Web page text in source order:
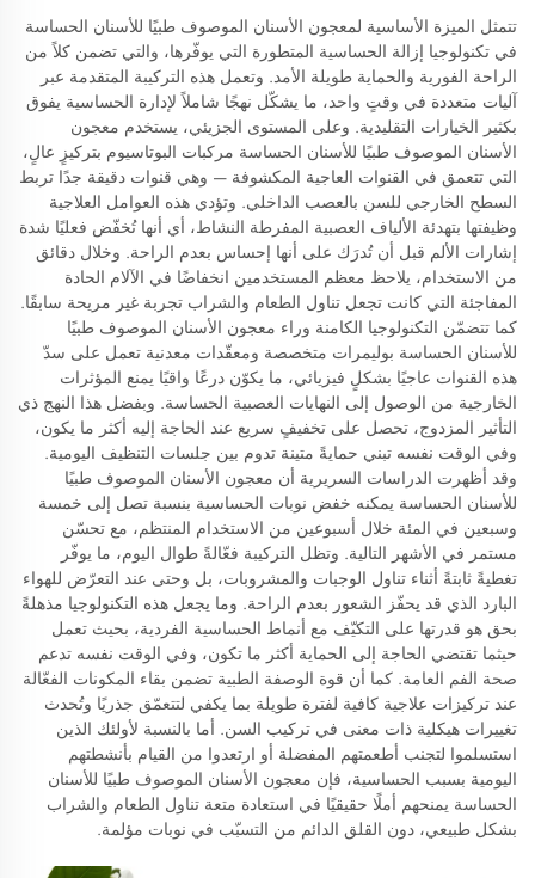
تتمثل الميزة الأساسية لمعجون الأسنان الموصوف طبيًا للأسنان الحساسة
في تكنولوجيا إزالة الحساسية المتطورة التي يوفّرها، والتي تضمن كلاً من
الراحة الفورية والحماية طويلة الأمد. وتعمل هذه التركيبة المتقدمة عبر
آليات متعددة في وقتٍ واحد، ما يشكّل نهجًا شاملاً لإدارة الحساسية يفوق
بكثير الخيارات التقليدية. وعلى المستوى الجزيئي، يستخدم معجون
الأسنان الموصوف طبيًا للأسنان الحساسة مركبات البوتاسيوم بتركيزٍ عالٍ،
التي تتعمق في القنوات العاجية المكشوفة — وهي قنوات دقيقة جدًا تربط
السطح الخارجي للسن بالعصب الداخلي. وتؤدي هذه العوامل العلاجية
وظيفتها بتهدئة الألياف العصبية المفرطة النشاط، أي أنها تُخفّض فعليًا شدة
إشارات الألم قبل أن تُدرَك على أنها إحساس بعدم الراحة. وخلال دقائق
من الاستخدام، يلاحظ معظم المستخدمين انخفاضًا في الآلام الحادة
المفاجئة التي كانت تجعل تناول الطعام والشراب تجربة غير مريحة سابقًا.
كما تتضمّن التكنولوجيا الكامنة وراء معجون الأسنان الموصوف طبيًا
للأسنان الحساسة بوليمرات متخصصة ومعقّدات معدنية تعمل على سدّ
هذه القنوات عاجيًا بشكلٍ فيزيائي، ما يكوّن درعًا واقيًا يمنع المؤثرات
الخارجية من الوصول إلى النهايات العصبية الحساسة. وبفضل هذا النهج ذي
التأثير المزدوج، تحصل على تخفيفٍ سريع عند الحاجة إليه أكثر ما يكون،
وفي الوقت نفسه تبني حمايةً متينة تدوم بين جلسات التنظيف اليومية.
وقد أظهرت الدراسات السريرية أن معجون الأسنان الموصوف طبيًا
للأسنان الحساسة يمكنه خفض نوبات الحساسية بنسبة تصل إلى خمسة
وسبعين في المئة خلال أسبوعين من الاستخدام المنتظم، مع تحسّن
مستمر في الأشهر التالية. وتظل التركيبة فعّالةً طوال اليوم، ما يوفّر
تغطيةً ثابتةً أثناء تناول الوجبات والمشروبات، بل وحتى عند التعرّض للهواء
البارد الذي قد يحفّز الشعور بعدم الراحة. وما يجعل هذه التكنولوجيا مذهلةً
بحق هو قدرتها على التكيّف مع أنماط الحساسية الفردية، بحيث تعمل
حيثما تقتضي الحاجة إلى الحماية أكثر ما تكون، وفي الوقت نفسه تدعم
صحة الفم العامة. كما أن قوة الوصفة الطبية تضمن بقاء المكونات الفعّالة
عند تركيزات علاجية كافية لفترة طويلة بما يكفي لتتعمّق جذريًا وتُحدث
تغييرات هيكلية ذات معنى في تركيب السن. أما بالنسبة لأولئك الذين
استسلموا لتجنب أطعمتهم المفضلة أو ارتعدوا من القيام بأنشطتهم
اليومية بسبب الحساسية، فإن معجون الأسنان الموصوف طبيًا للأسنان
الحساسة يمنحهم أملًا حقيقيًا في استعادة متعة تناول الطعام والشراب
بشكل طبيعي، دون القلق الدائم من التسبّب في نوبات مؤلمة.